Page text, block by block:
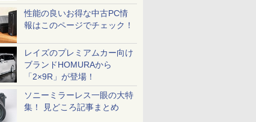
性能の良いお得な中古PC情
報はこのページでチェック！
レイズのプレミアムカー向け
ブランドHOMURAから
「2×9R」が登場！
ソニーミラーレス一眼の大特
集！ 見どころ記事まとめ